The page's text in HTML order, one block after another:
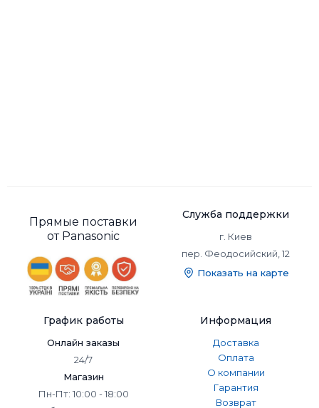
Прямые поставки
от Panasonic
Служба поддержки
г. Киев
пер. Феодосийский, 12
Показать на карте
График работы
Онлайн заказы
24/7
Магазин
Пн-Пт: 10:00 - 18:00
Информация
Доставка
Оплата
О компании
Гарантия
Возврат